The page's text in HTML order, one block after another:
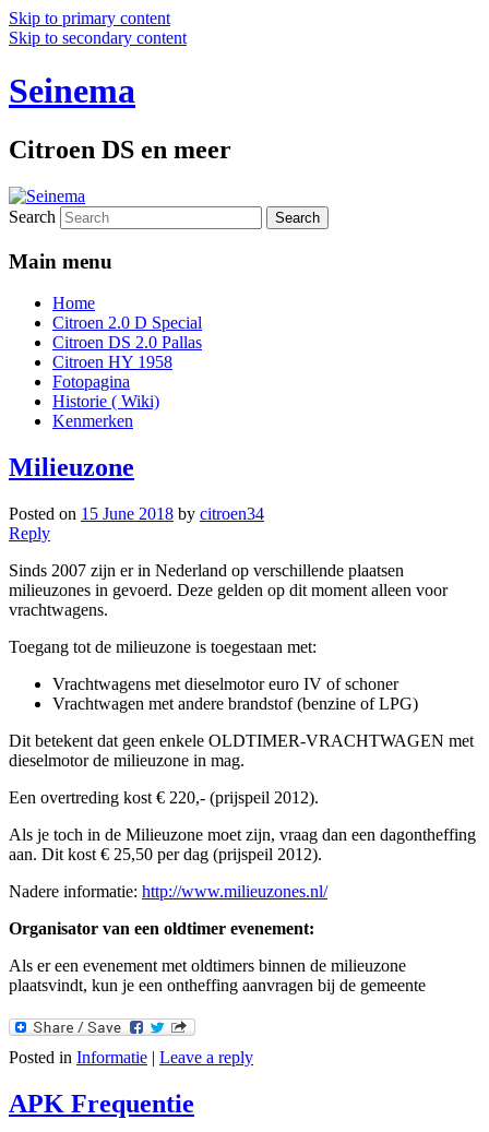
Skip to primary content
Skip to secondary content
Seinema
Citroen DS en meer
Search
Main menu
Home
Citroen 2.0 D Special
Citroen DS 2.0 Pallas
Citroen HY 1958
Fotopagina
Historie ( Wiki)
Kenmerken
Milieuzone
Posted on 15 June 2018 by citroen34
Reply
Sinds 2007 zijn er in Nederland op verschillende plaatsen
milieuzones in gevoerd. Deze gelden op dit moment alleen voor
vrachtwagens.
Toegang tot de milieuzone is toegestaan met:
Vrachtwagens met dieselmotor euro IV of schoner
Vrachtwagen met andere brandstof (benzine of LPG)
Dit betekent dat geen enkele OLDTIMER-VRACHTWAGEN met
dieselmotor de milieuzone in mag.
Een overtreding kost € 220,- (prijspeil 2012).
Als je toch in de Milieuzone moet zijn, vraag dan een dagontheffing
aan. Dit kost € 25,50 per dag (prijspeil 2012).
Nadere informatie: http://www.milieuzones.nl/
Organisator van een oldtimer evenement:
Als er een evenement met oldtimers binnen de milieuzone
plaatsvindt, kun je een ontheffing aanvragen bij de gemeente
Posted in Informatie | Leave a reply
APK Frequentie